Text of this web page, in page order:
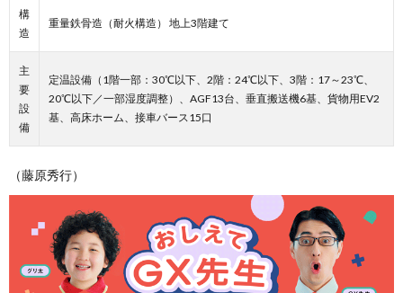
構
造
重量鉄骨造（耐火構造） 地上3階建て
主
要
設
備
定温設備（1階一部：30℃以下、2階：24℃以下、3階：17～23℃、
20℃以下／一部湿度調整）、AGF13台、垂直搬送機6基、貨物用EV2
基、高床ホーム、接車バース15口
（藤原秀行）